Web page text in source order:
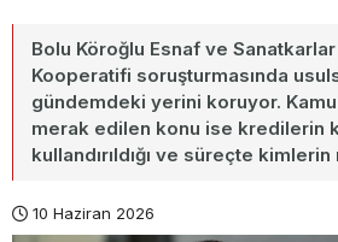
Bolu Köroğlu Esnaf ve
Kooperatifi soruşturmasında
gündemdeki yerini koruyor.
merak edilen konu ise kredilerin
kullandırıldığı ve süreçte kimlerin
10 Haziran 2026